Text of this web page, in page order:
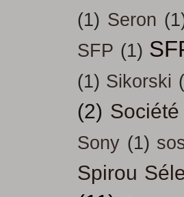
(1) Seron
SFP (1)
(1) Sikorski
(2) Société
Sony (1)
Spirou